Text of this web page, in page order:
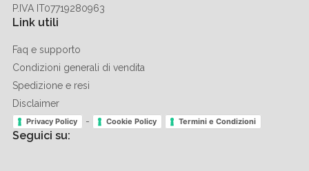
P.IVA IT07719280963
Link utili
Faq e supporto
Condizioni generali di vendita
Spedizione e resi
Disclaimer
Privacy Policy - Cookie Policy Termini e Condizioni
Seguici su: